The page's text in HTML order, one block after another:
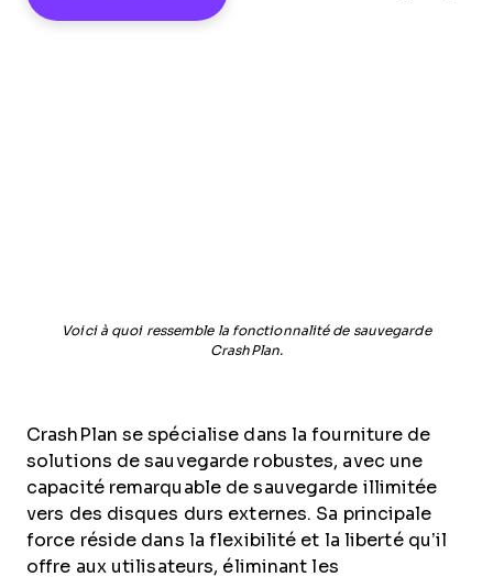
Voici à quoi ressemble la fonctionnalité de sauvegarde
CrashPlan.
CrashPlan se spécialise dans la fourniture de
solutions de sauvegarde robustes, avec une
capacité remarquable de sauvegarde illimitée
vers des disques durs externes. Sa principale
force réside dans la flexibilité et la liberté qu’il
offre aux utilisateurs, éliminant les